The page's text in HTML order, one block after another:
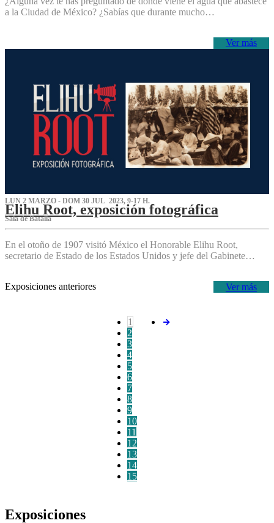
a la Ciudad de México? ¿Sabías que durante mucho…
Ver más
LUN 2 MARZO - DOM 30 JUL 2023, 9-17 H.
Elihu Root, exposición fotográfica
Sala de Batalla
En el otoño de 1907 visitó México el Honorable Elihu Root,
secretario de Estado de los Estados Unidos y jefe del Gabinete…
Ver más
Exposiciones anteriores
1
2
3
4
5
6
7
8
9
10
11
12
13
14
15
Exposiciones